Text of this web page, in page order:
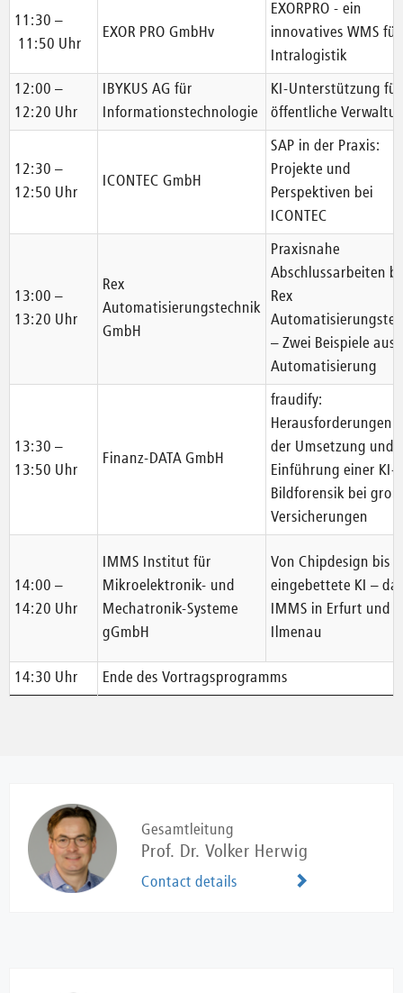
11:30 –
11:50 Uhr
EXOR PRO GmbHv
EXORPRO - ein
innovatives WMS für
Intralogistik
12:00 –
12:20 Uhr
IBYKUS AG für
Informationstechnologie
KI-Unterstützung
öffentliche
12:30 –
12:50 Uhr
ICONTEC GmbH
SAP in der Praxis:
Projekte und
Perspektiven bei
ICONTEC
13:00 –
13:20 Uhr
Rex
Automatisierungstechnik
GmbH
Praxisnahe
Abschlussarbeiten
Rex
– Zwei Beispiele aus
Automatisierung
13:30 –
13:50 Uhr
Finanz-DATA GmbH
fraudify:
Herausforderungen
der Umsetzung und
Einführung einer KI-
Bildforensik bei
Versicherungen
14:00 –
14:20 Uhr
IMMS Institut für
Mikroelektronik- und
Mechatronik-Systeme
gGmbH
Von Chipdesign bis
eingebettete KI –
IMMS in Erfurt und
Ilmenau
14:30 Uhr Ende des Vortragsprogramms
Gesamtleitung
Prof. Dr. Volker Herwig
Contact details